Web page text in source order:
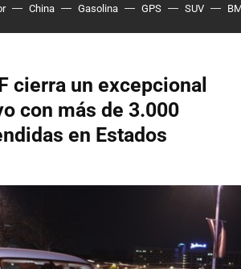
China Gasolina GPS SUV
cierra un excepcional
con más de 3.000
en Estados